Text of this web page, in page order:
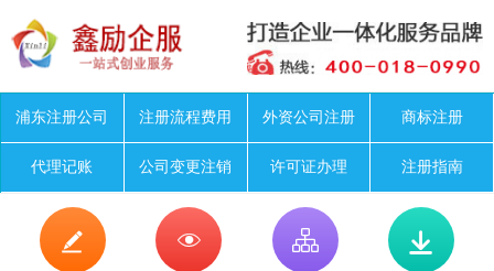
浦东注册公司 注册流程费用 外资公司注册 商标注册
代理记账 公司变更注销 许可证办理 注册指南
   